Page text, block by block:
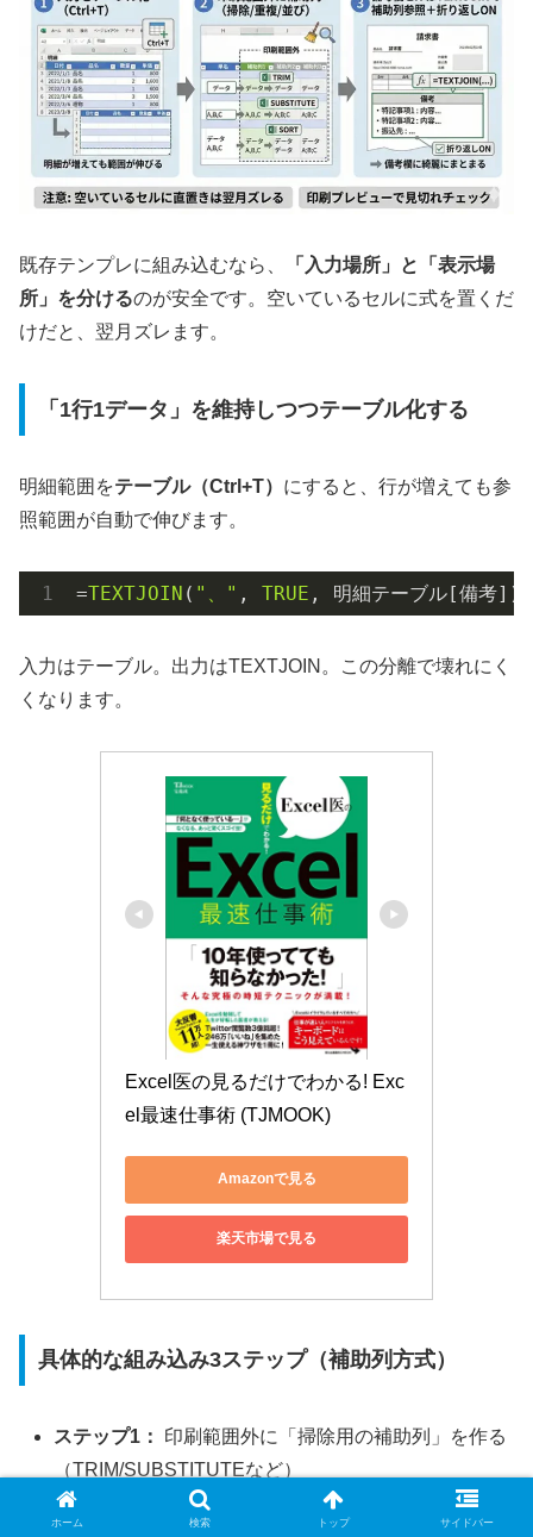
既存テンプレに組み込むなら、
「入力場所」と「表示場
所」を分けるのが安全です。空いているセルに式を置くだ
けだと、翌月ズレます。
「1行1データ」を維持しつつテーブル化する
明細範囲をテーブル（Ctrl+T） にすると、行が増えても参
照範囲が自動で伸びます。
=TEXTJOIN ( "、" , TRUE , 明細テーブル[備考])
入力はテーブル。出力はTEXTJOIN。この分離で壊れにく
くなります。
Excel医の見るだけでわかる! Exc
el最速仕事術 (TJMOOK)
Amazonで見る
楽天市場で見る
具体的な組み込み3ステップ（補助列方式）
ステップ1：
印刷範囲外に「掃除用の補助列」を作る
（TRIM/SUBSTITUTEなど）
ステップ2：
備考欄セルはTEXTJOINで補助列を参照
ホーム 検索 トップ サイドバー